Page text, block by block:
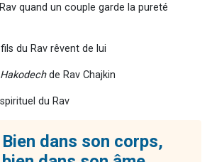
quand un couple garde la pureté
du Rav rêvent de lui
Hakodechde Rav Chajkin
du Rav
Bien dans son corps,